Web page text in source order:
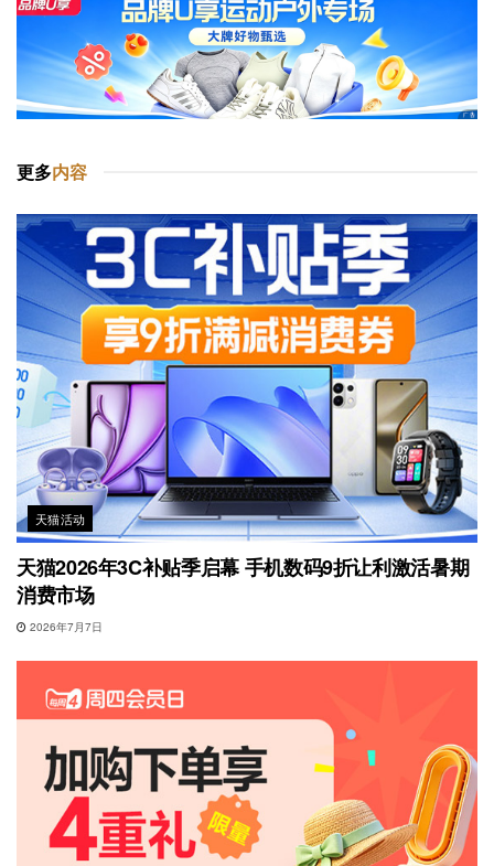
更多内容
天猫活动
天猫2026年3C补贴季启幕 手机数码9折让利激活暑期
消费市场
2026年7月7日